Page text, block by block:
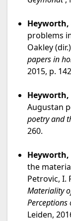
Heyworth,
problems
Oakley
papers in
2015, p.
Heyworth,
Augustan
poetry and
260.
Heyworth,
the
Petrovic, I.
Materiality
Perceptions
Leiden,